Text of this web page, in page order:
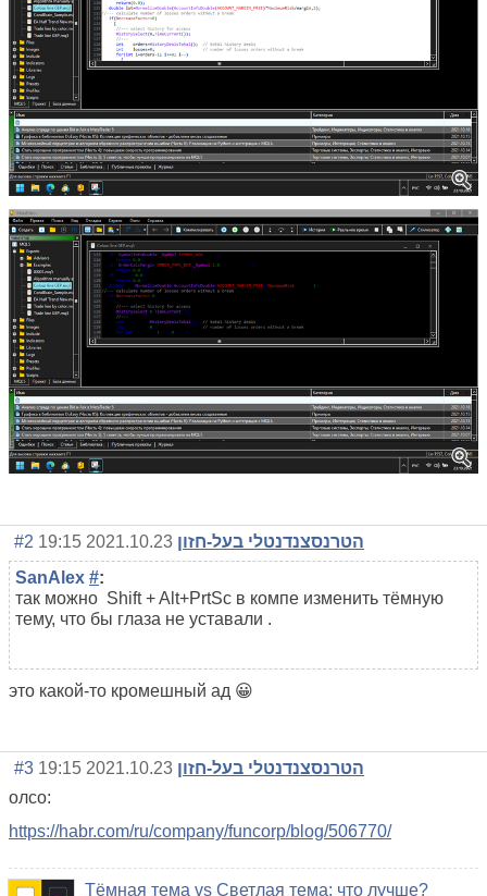
הטרנסצנדנטלי בעל-חזון 2021.10.23 19:15
#2
SanAlex #:
так можно Shift+Alt+PrtSc в компе изменить тёмную
тему, что бы глаза не уставали .
это какой-то кромешный ад 😀
הטרנסצנדנטלי בעל-חזון 2021.10.23 19:15
#3
олсо:
https://habr.com/ru/company/funcorp/blog/506770/
Тёмная тема vs Светлая тема: что лучше?